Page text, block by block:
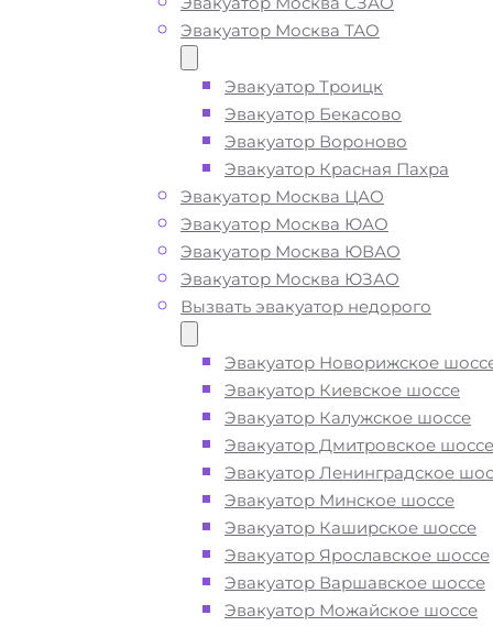
Эвакуатор Москва ТАО
Эвакуатор Троицк
Эвакуатор Бекасово
Эвакуатор Вороново
Эвакуатор Красная Пахра
Эвакуатор Москва ЦАО
Эвакуатор Москва ЮАО
Эвакуатор Москва ЮВАО
Эвакуатор Москва ЮЗАО
Вызвать эвакуатор недорого
Эвакуатор Новорижское
Эвакуатор Киевское шоссе
Эвакуатор Калужское шоссе
Эвакуатор Дмитровское шоссе
Эвакуатор Ленинградское
Эвакуатор Минское шоссе
Эвакуатор Каширское шоссе
Эвакуатор Ярославское шоссе
Эвакуатор Варшавское шоссе
Эвакуатор Можайское шоссе
ЦКАДе недорого
Эвакуатор ЦКАД дешево -приедем
, при срочном вызове,
ближайшего эвакуатора на ЦКАДе
производитсяза 15 минут
Погрузим бережно- в наличии всё
оборудование для эвакуации и
перевозки автомобиля с ЦКАДа при
поломке или после ДТП
Перевезём аккуратно- за рулем
автоэвакуаторов только водители
профессионалы
Цена известна при заказе услуги
ЦКАД недорого" -
стоимость услуг без скрытых